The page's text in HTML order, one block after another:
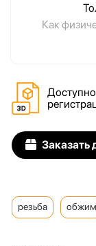
Как
Заказать
резьба обжим